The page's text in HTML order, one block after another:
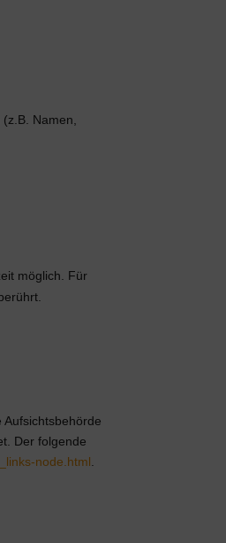
Namen,
möglich. Für
Der folgende
node.html